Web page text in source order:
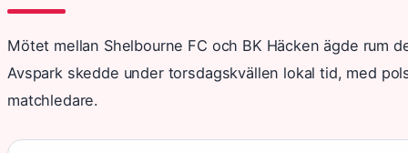
Mötet mellan Shelbourne FC och BK Häcken ägde rum
Avspark skedde under torsdagskvällen lokal tid, med
matchledare.